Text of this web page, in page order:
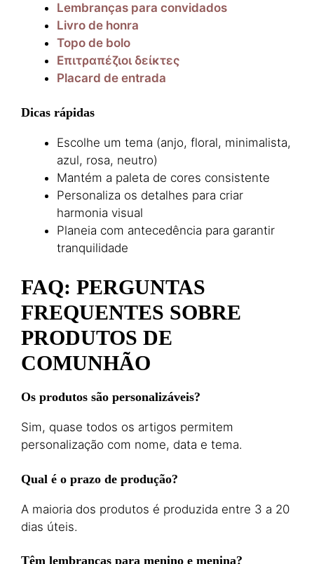
Lembranças para convidados
Livro de honra
Topo de bolo
Επιτραπέζιοι δείκτες
Placard de entrada
Dicas rápidas
Escolhe um tema (anjo, floral, minimalista,
azul, rosa, neutro)
Mantém a paleta de cores consistente
Personaliza os detalhes para criar
harmonia visual
Planeia com antecedência para garantir
tranquilidade
FAQ: PERGUNTAS
FREQUENTES SOBRE
PRODUTOS DE
COMUNHÃO
Os produtos são personalizáveis?
Sim, quase todos os artigos permitem
personalização com nome, data e tema.
Qual é o prazo de produção?
A maioria dos produtos é produzida entre 3 a 20
dias úteis.
Têm lembranças para menino e menina?